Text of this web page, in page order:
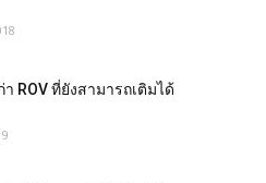
ROV ที่ยังสามารถเติมได้